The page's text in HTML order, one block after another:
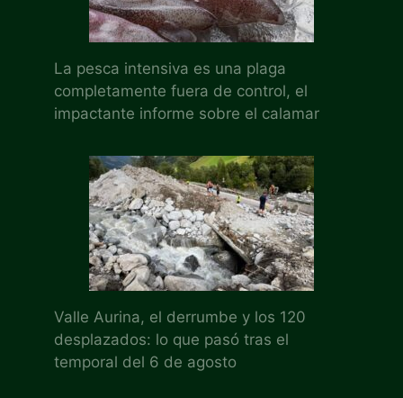
La pesca intensiva es una plaga
completamente fuera de control, el
impactante informe sobre el calamar
Valle Aurina, el derrumbe y los 120
desplazados: lo que pasó tras el
temporal del 6 de agosto